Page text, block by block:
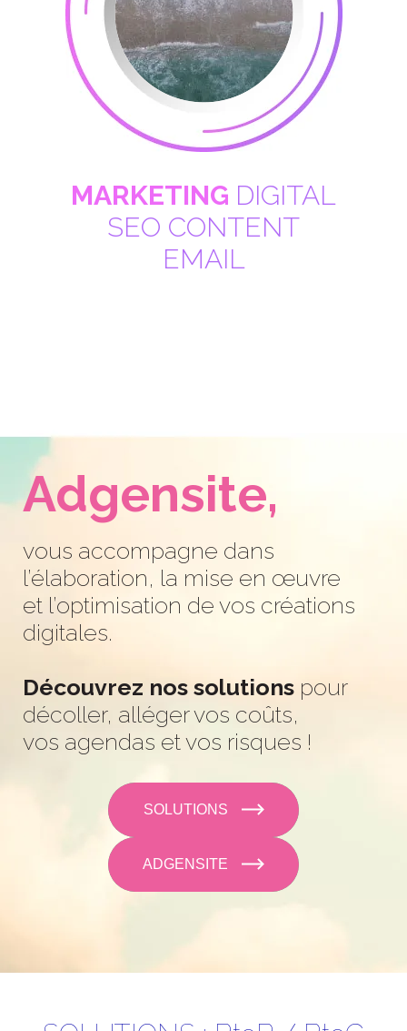
MARKETING DIGITAL
SEO CONTENT
EMAIL
Adgensite,
vous accompagne dans
l’élaboration, la mise en œuvre
et l’optimisation de vos créations
digitales.
Découvrez nos solutions pour
décoller, alléger vos coûts,
vos agendas et vos risques !
SOLUTIONS
ADGENSITE